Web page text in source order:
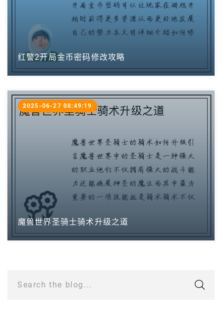
红警2开局金币密码修改攻略
魔兽世界圣骑士骑术升级之道
2025-06-27 08:49:19
Search the blog...